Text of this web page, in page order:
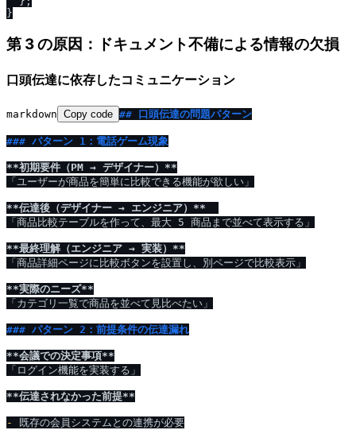
第 3 の原因：ドキュメント不備による情報の欠損
口頭伝達に依存したコミュニケーション
markdown Copy code ## 口頭伝達の問題パターン
### パターン 1：電話ゲーム現象
**初期要件（PM → デザイナー）**
「ユーザーが商品を簡単に比較できる機能が欲しい」
**伝達後（デザイナー → エンジニア）**
「商品比較テーブルを作って、最大 5 商品まで並べて表示する」
**最終理解（エンジニア → 実装）**
「商品詳細ページに比較ボタンを設置し、別ページで比較表示」
**実際のニーズ**
「カテゴリ一覧で商品を並べて見比べたい」
### パターン 2：前提条件の伝達漏れ
**会議での決定事項**
「ログイン機能を実装する」
**伝達されなかった前提**
-